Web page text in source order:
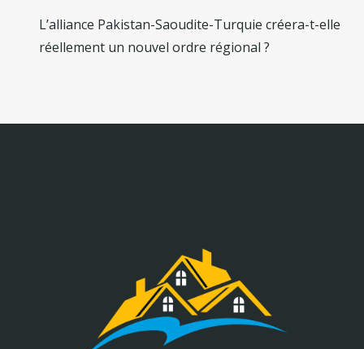
L’alliance Pakistan-Saoudite-Turquie créera-t-elle
réellement un nouvel ordre régional ?